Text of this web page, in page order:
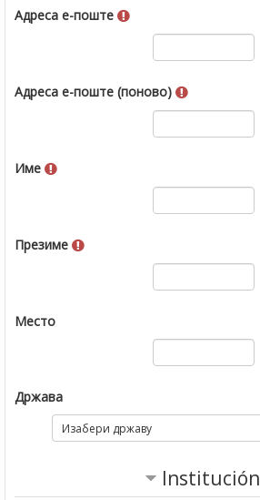
Адреса е-поште
Адреса е-поште (поново)
Име
Презиме
Место
Држава
Institución